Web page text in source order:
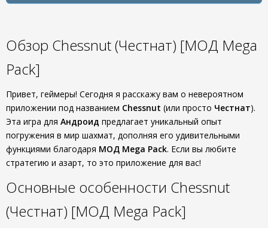
Обзор Chessnut (Честнат) [МОД Mega
Pack]
Привет, геймеры! Сегодня я расскажу вам о невероятном
приложении под названием Chessnut (или просто Честнат).
Эта игра для Андроид предлагает уникальный опыт
погружения в мир шахмат, дополняя его удивительными
функциями благодаря МОД Mega Pack. Если вы любите
стратегию и азарт, то это приложение для вас!
Основные особенности Chessnut
(Честнат) [МОД Mega Pack]